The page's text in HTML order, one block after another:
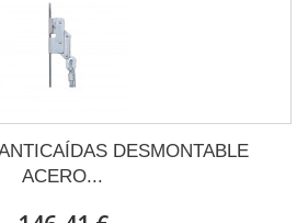
DESMONTABLE
ACERO...